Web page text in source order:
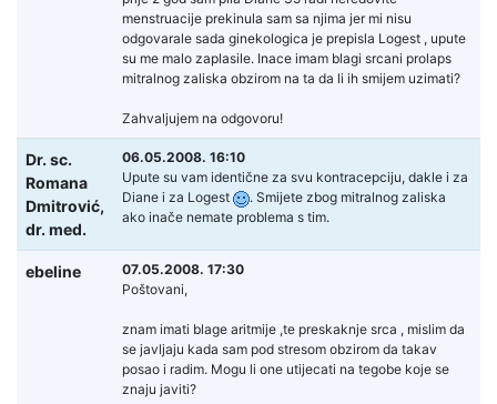
menstruacije prekinula sam sa njima jer mi nisu
odgovarale sada ginekologica je prepisla Logest , upute
su me malo zaplasile. Inace imam blagi srcani prolaps
mitralnog zaliska obzirom na ta da li ih smijem uzimati?
Zahvaljujem na odgovoru!
Dr. sc.
Romana
Dmitrović,
dr. med.
06.05.2008. 16:10
Upute su vam identične za svu kontracepciju, dakle i za
Diane i za Logest
. Smijete zbog mitralnog zaliska
ako inače nemate problema s tim.
ebeline
07.05.2008. 17:30
Poštovani,
znam imati blage aritmije ,te preskaknje srca , mislim da
se javljaju kada sam pod stresom obzirom da takav
posao i radim. Mogu li one utijecati na tegobe koje se
znaju javiti?